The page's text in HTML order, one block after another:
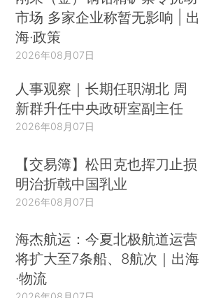
市场 多家企业称暂无影响 | 出
海·政策
2026年08月07日
人事观察｜长期任职湖北 周
新群升任中央政研室副主任
2026年08月07日
【交易簿】松田克也挥刀止损
明治折戟中国乳业
2026年08月07日
海杰航运：今夏北极航道运营
将扩大至7条船、8航次｜出海
·物流